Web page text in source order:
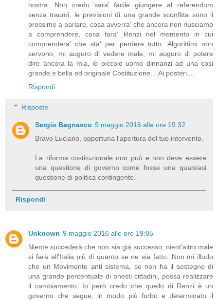
nostra. Non credo sara' facile giungere al referendum
senza traumi, le previsioni di una grande sconfitta sono li
prossime a parlare, cosa avverra' che ancora non riusciamo
a comprendere, cosa fara' Renzi nel momento in cui
comprendera' che sta' per perdere tutto. Algorittimi non
servono, mi auguro di vedere male, mi auguro di potere
dire ancora la mia, io piccolo uomo dinnanzi ad una cosi
grande e bella ed originale Costituzione....Ai posteri....
Rispondi
Risposte
Sergio Bagnasco 9 maggio 2016 alle ore 19:32
Bravo Luciano, opportuna l'apertura del tuo intervento.
La riforma costituzionale non può e non deve essere
una questione di governo come fosse una qualsiasi
questione di politica contingente.
Rispondi
Unknown 9 maggio 2016 alle ore 19:05
Niente succederà che non sia già successo; nient'altro male
si farà all'Italia più di quanto se ne sia fatto. Non mi illudo
che un Movimento anti sistema, se non ha il sostegno di
una grande percentuale di onesti cittadini, possa realizzare
il cambiamento. Io però credo che quello di Renzi è un
governo che segue, in modo più furbo e determinato il